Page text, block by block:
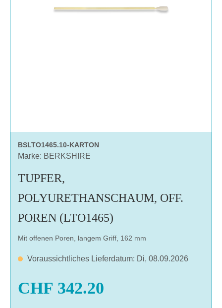
BSLTO1465.10-KARTON
Marke: BERKSHIRE
TUPFER,
POLYURETHANSCHAUM, OFF.
POREN (LTO1465)
Mit offenen Poren, langem Griff, 162 mm
Voraussichtliches Lieferdatum: Di, 08.09.2026
CHF 342.20